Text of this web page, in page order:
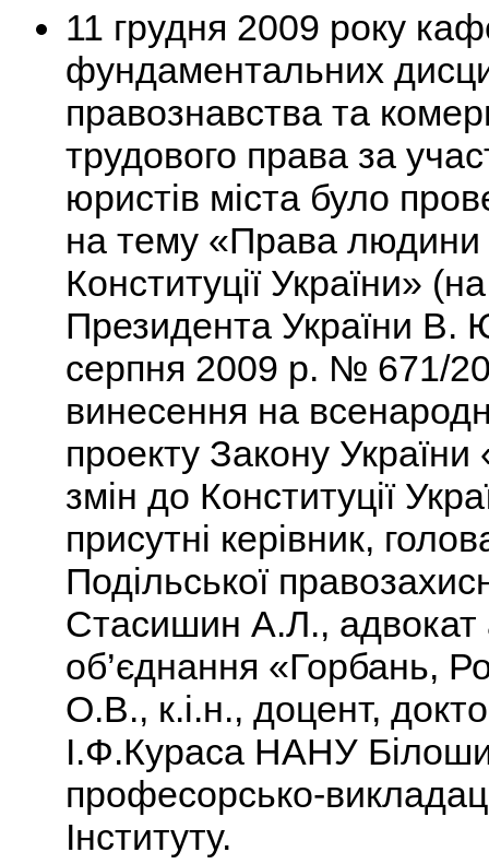
11 грудня 2009 року
фундаментальних
правознавства та
трудового права за
юристів міста було
на тему «Права людини
Конституції України»
Президента України В.
серпня 2009 р. № 671/
винесення на
проекту Закону
змін до Конституції
присутні керівник,
Подільської
Стасишин А.Л., адвокат
об’єднання «Горбань,
О.В., к.і.н., доцент,
І.Ф.Кураса НАНУ
професорсько-
Інституту.